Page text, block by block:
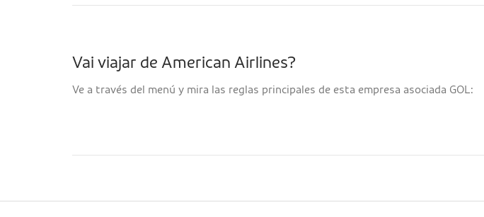
Vai viajar de American Airlines?
Ve a través del menú y mira las reglas principales de esta empresa asociada GOL: